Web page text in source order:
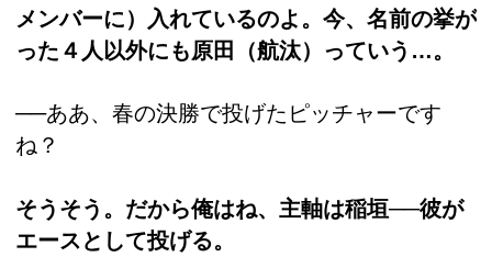
メンバーに）入れているのよ。今、名前の挙が
った４人以外にも原田（航汰）っていう…。
──ああ、春の決勝で投げたピッチャーです
ね？
そうそう。だから俺はね、主軸は稲垣──彼が
エースとして投げる。